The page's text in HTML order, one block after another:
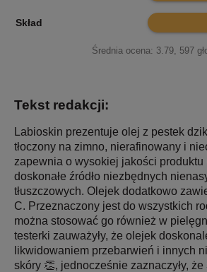
Skład 8.5
Średnia ocena: 3.79, 597
Tekst redakcji:
Labioskin prezentuje olej z pestek
tłoczony na zimno, nierafinowany i
zapewnia o wysokiej jakości produktu
doskonałe źródło niezbędnych
tłuszczowych. Olejek dodatkowo
C. Przeznaczony jest do wszystkich
można stosować go również w
testerki zauważyły, że olejek
likwidowaniem przebarwień i innych
skóry 👏, jednocześnie zaznaczyły,